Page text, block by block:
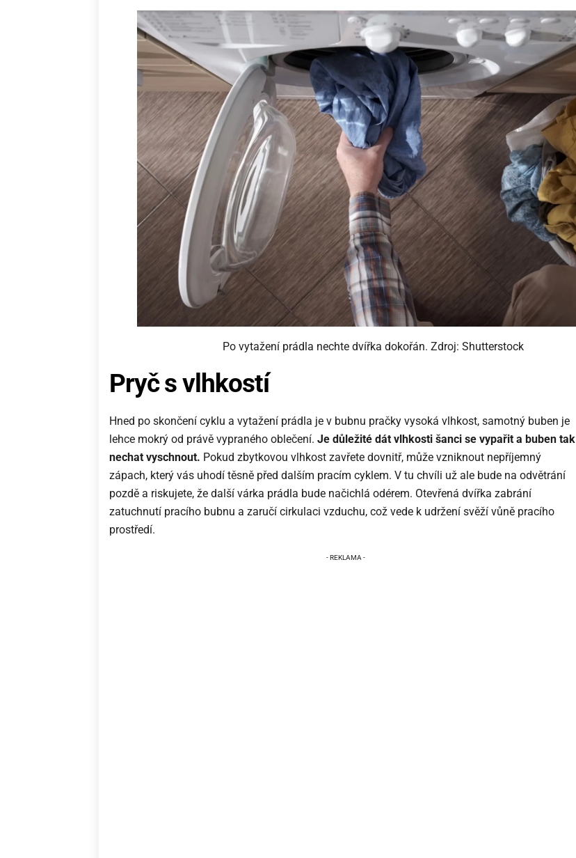
Po vytažení prádla nechte dvířka dokořán. Zdroj: Shutterstock
Pryč s vlhkostí
Hned po skončení cyklu a vytažení prádla je v bubnu pračky vysoká vlhkost, samotný buben je
lehce mokrý od právě vypraného oblečení. Je důležité dát vlhkosti šanci se vypařit a buben tak
nechat vyschnout. Pokud zbytkovou vlhkost zavřete dovnitř, může vzniknout nepříjemný
zápach, který vás uhodí těsně před dalším pracím cyklem. V tu chvíli už ale bude na odvětrání
pozdě a riskujete, že další várka prádla bude načichlá odérem. Otevřená dvířka zabrání
zatuchnutí pracího bubnu a zaručí cirkulaci vzduchu, což vede k udržení svěží vůně pracího
prostředí.